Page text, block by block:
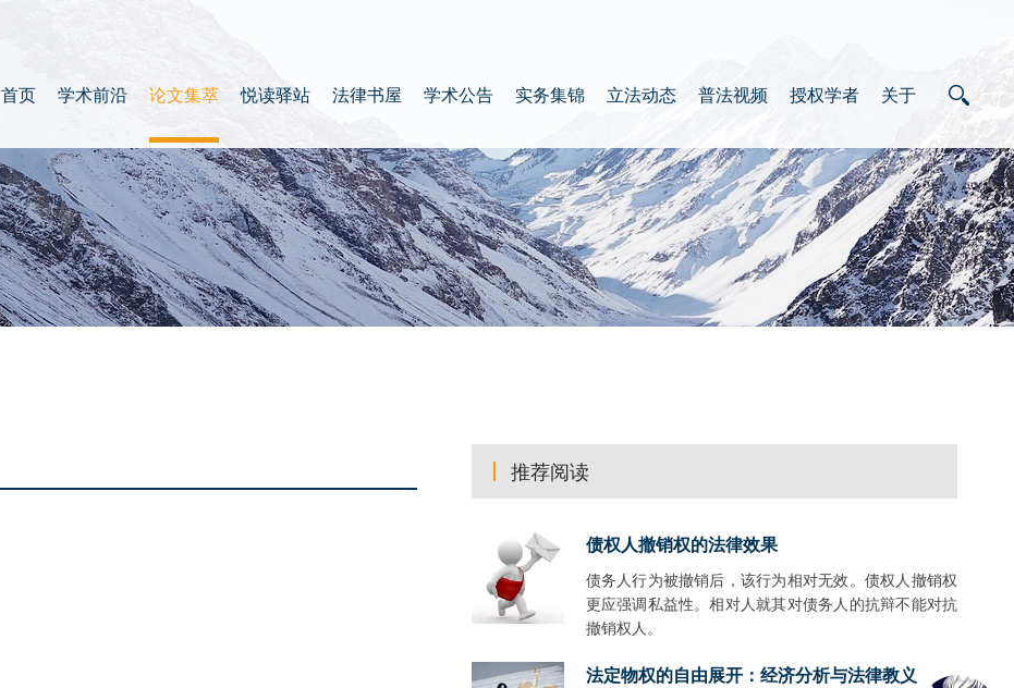
首页 学术前沿 论文集萃 悦读驿站 法律书屋 学术公告 实务集锦 立法动态 普法视频 授权学者 关于
推荐阅读
债权人撤销权的法律效果
债务人行为被撤销后，该行为相对无效。债权人撤销权
更应强调私益性。相对人就其对债务人的抗辩不能对抗
撤销权人。
法定物权的自由展开：经济分析与法律教义